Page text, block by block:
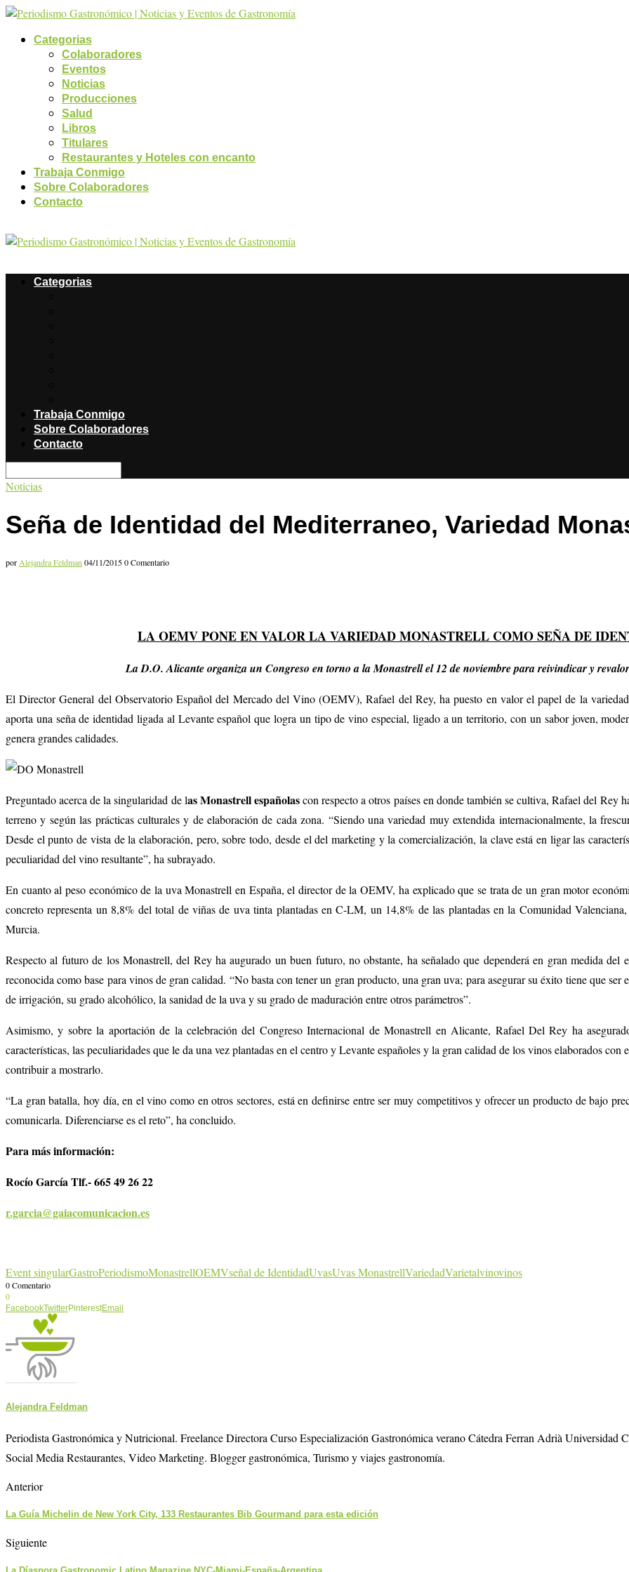
Categorias
Colaboradores
Eventos
Noticias
Producciones
Salud
Libros
Titulares
Restaurantes y Hoteles con encanto
Trabaja Conmigo
Sobre Colaboradores
Contacto
Categorias
Trabaja Conmigo
Sobre Colaboradores
Contacto
Noticias
Seña de Identidad del Mediterraneo, Variedad
porAlejandra Feldman04/11/20150 Comentario
LA OEMV PONE EN VALOR LA VARIEDAD MONASTRELL COMO SEÑA DE
La D.O. Alicante organiza un Congreso en torno a la Monastrell el 12 de noviembre para reivindicar y
El Director General del Observatorio Español del Mercado del Vino (OEMV), Rafael del Rey, ha puesto en valor el papel de la
aporta una seña de identidad ligada al Levante español que logra un tipo de vino especial, ligado a un territorio, con un sabor joven,
genera grandes calidades.
Preguntado acerca de la singularidad de las Monastrell españolascon respecto a otros países en donde también se cultiva, Rafael del Rey
terreno y según las prácticas culturales y de elaboración de cada zona. “Siendo una variedad muy extendida internacionalmente, la
Desde el punto de vista de la elaboración, pero, sobre todo, desde el del marketing y la comercialización, la clave está en ligar las
peculiaridad del vino resultante”, ha subrayado.
En cuanto al peso económico de la uva Monastrell en España, el director de la OEMV, ha explicado que se trata de un gran motor
concreto representa un 8,8% del total de viñas de uva tinta plantadas en C-LM, un 14,8% de las plantadas en la Comunidad
Murcia.
Respecto al futuro de los Monastrell, del Rey ha augurado un buen futuro, no obstante, ha señalado que dependerá en gran medida del
reconocida como base para vinos de gran calidad. “No basta con tener un gran producto, una gran uva; para asegurar su éxito tiene que
de irrigación, su grado alcohólico, la sanidad de la uva y su grado de maduración entre otros parámetros”.
Asimismo, y sobre la aportación de la celebración del Congreso Internacional de Monastrell en Alicante, Rafael Del Rey ha
características, las peculiaridades que le da una vez plantadas en el centro y Levante españoles y la gran calidad de los vinos elaborados
contribuir a mostrarlo.
“La gran batalla, hoy día, en el vino como en otros sectores, está en definirse entre ser muy competitivos y ofrecer un producto de bajo
comunicarla. Diferenciarse es el reto”, ha concluido.
Para más información:
Rocío García Tlf.- 665 49 26 22
r.garcia@gaiacomunicacion.es
Event singularGastroPeriodismoMonastrellOEMVseñal de IdentidadUvasUvas MonastrellVariedadVarietalvinovinos
0 Comentario
0
FacebookTwitterPinterestEmail
Alejandra Feldman
Periodista Gastronómica y Nutricional. Freelance Directora Curso Especialización Gastronómica verano Cátedra Ferran Adrià Universidad
Social Media Restaurantes, Video Marketing. Blogger gastronómica, Turismo y viajes gastronomía.
Anterior
La Guía Michelin de New York City, 133 Restaurantes Bib Gourmand para esta edición
Siguiente